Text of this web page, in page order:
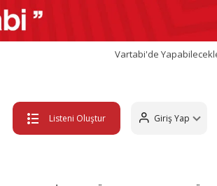
Vartabi'de
Listeni Oluştur Giriş Yap